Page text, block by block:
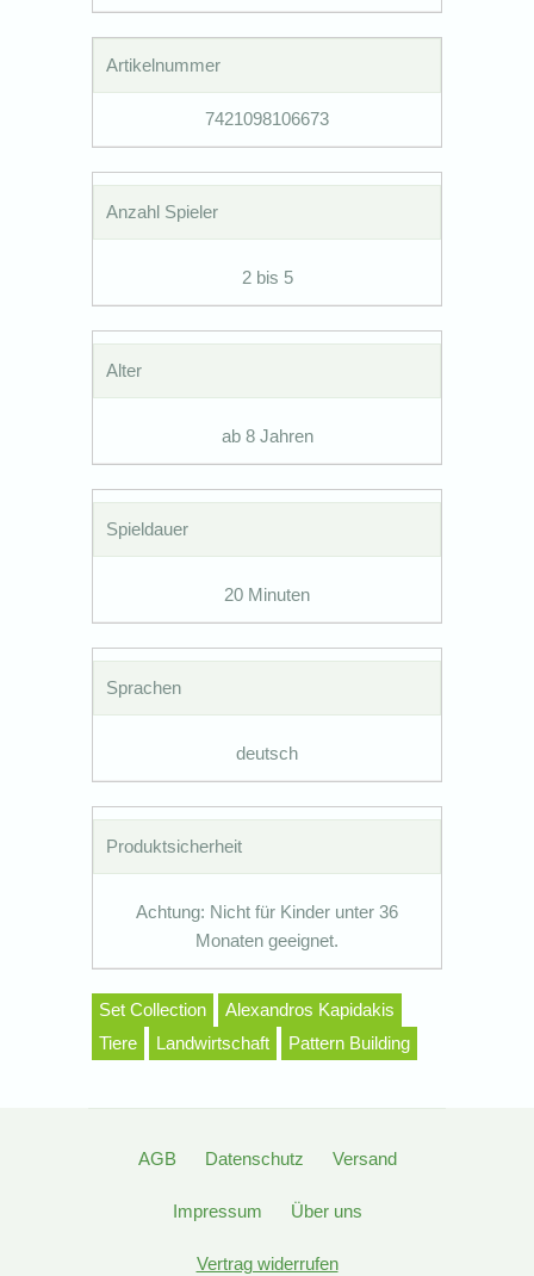
Artikelnummer
7421098106673
Anzahl Spieler
2 bis 5
Alter
ab 8 Jahren
Spieldauer
20 Minuten
Sprachen
deutsch
Produktsicherheit
Achtung: Nicht für Kinder unter 36
Monaten geeignet.
Set Collection
Alexandros Kapidakis
Tiere
Landwirtschaft Pattern Building
AGB Datenschutz Versand
Impressum Über uns
Vertrag widerrufen